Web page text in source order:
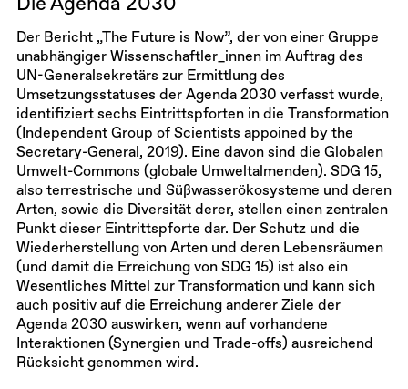
Die Agenda 2030
Der Bericht „The Future is Now”, der von einer Gruppe
unabhängiger Wissenschaftler_innen im Auftrag des
UN-Generalsekretärs zur Ermittlung des
Umsetzungsstatuses der Agenda 2030 verfasst wurde,
identifiziert sechs Eintrittspforten in die Transformation
(Independent Group of Scientists appoined by the
Secretary-General, 2019). Eine davon sind die Globalen
Umwelt-Commons (globale Umweltalmenden). SDG 15,
also terrestrische und Süßwasserökosysteme und deren
Arten, sowie die Diversität derer, stellen einen zentralen
Punkt dieser Eintrittspforte dar. Der Schutz und die
Wiederherstellung von Arten und deren Lebensräumen
(und damit die Erreichung von SDG 15) ist also ein
Wesentliches Mittel zur Transformation und kann sich
auch positiv auf die Erreichung anderer Ziele der
Agenda 2030 auswirken, wenn auf vorhandene
Interaktionen (Synergien und Trade-offs) ausreichend
Rücksicht genommen wird.